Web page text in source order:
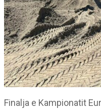
Finalja e Kampionatit